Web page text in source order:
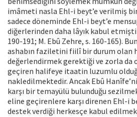
imâmeti nasla Ehl-i beyt’e verilmiş
sadece döneminde Ehl-i beyt’e
diğerlerinden daha lâyık kabul
190-191; M. Ebû Zehre, s. 160-165).
ashabın faziletini fiilî bir durum olan
değerlendirmek gerektiği ve zorla da
geçiren halifeye itaatin luzumlu
nakledilmektedir. Ancak Ebû
karşı bir temayülü bulunduğu
eline geçirenlere karşı direnen Ehl-i
destek verdiği herkesçe kabul